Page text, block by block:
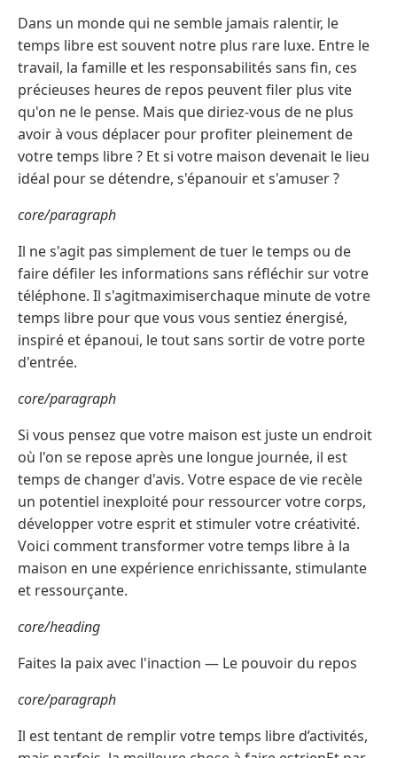
Dans un monde qui ne semble jamais ralentir, le
temps libre est souvent notre plus rare luxe. Entre le
travail, la famille et les responsabilités sans fin, ces
précieuses heures de repos peuvent filer plus vite
qu'on ne le pense. Mais que diriez-vous de ne plus
avoir à vous déplacer pour profiter pleinement de
votre temps libre ? Et si votre maison devenait le lieu
idéal pour se détendre, s'épanouir et s'amuser ?
core/paragraph
Il ne s'agit pas simplement de tuer le temps ou de
faire défiler les informations sans réfléchir sur votre
téléphone. Il s'agitmaximiserchaque minute de votre
temps libre pour que vous vous sentiez énergisé,
inspiré et épanoui, le tout sans sortir de votre porte
d'entrée.
core/paragraph
Si vous pensez que votre maison est juste un endroit
où l'on se repose après une longue journée, il est
temps de changer d'avis. Votre espace de vie recèle
un potentiel inexploité pour ressourcer votre corps,
développer votre esprit et stimuler votre créativité.
Voici comment transformer votre temps libre à la
maison en une expérience enrichissante, stimulante
et ressourçante.
core/heading
Faites la paix avec l'inaction — Le pouvoir du repos
core/paragraph
Il est tentant de remplir votre temps libre d’activités,